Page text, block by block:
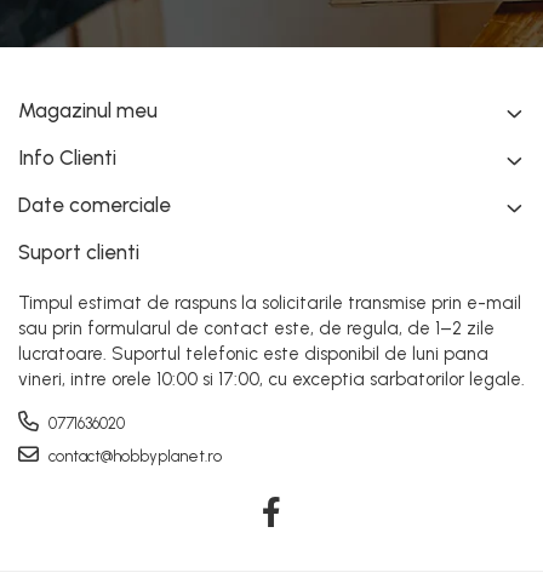
Magazinul meu
Info Clienti
Date comerciale
Suport clienti
Timpul estimat de raspuns la solicitarile transmise prin e-mail
sau prin formularul de contact este, de regula, de 1–2 zile
lucratoare. Suportul telefonic este disponibil de luni pana
vineri, intre orele 10:00 si 17:00, cu exceptia sarbatorilor legale.
0771636020
contact@hobbyplanet.ro